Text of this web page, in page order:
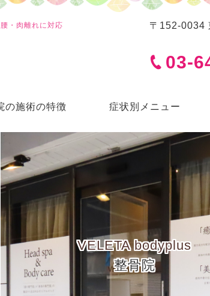
・肉離れに対応 〒152-0034
03-
の施術の特徴 症状別メニュー
VELETA bodyplus
整骨院